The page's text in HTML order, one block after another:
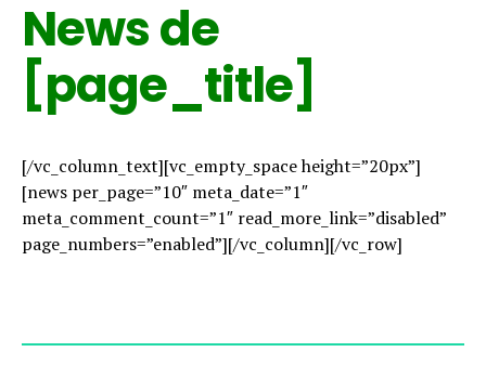
News de
[page_title]
[/vc_column_text][vc_empty_space height=”20px”]
[news per_page=”10″ meta_date=”1″
meta_comment_count=”1″ read_more_link=”disabled”
page_numbers=”enabled”][/vc_column][/vc_row]